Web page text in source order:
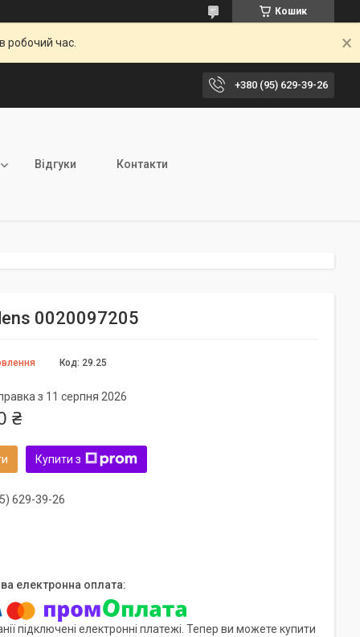
Кошик
робочий час.
+380 (95) 629-39-26
Відгуки Контакти
0020097205
Код: 29.25
з 11 серпня 2026
₴
Купити з
629-39-26
підключені електронні платежі. Тепер ви можете купити